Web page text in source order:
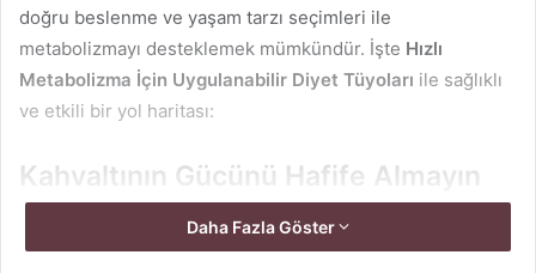
doğru beslenme ve yaşam tarzı seçimleri ile
metabolizmayı desteklemek mümkündür. İşte Hızlı
Metabolizma İçin Uygulanabilir Diyet Tüyoları ile sağlıklı
ve etkili bir yol haritası:
Kahvaltının Gücünü Hafife Almayın
Güne başlamadan önce metabolizmanın uyanması çok
önemlidir. Araştırmalar, sabah kahvaltısı yapmanın
Daha Fazla Göster